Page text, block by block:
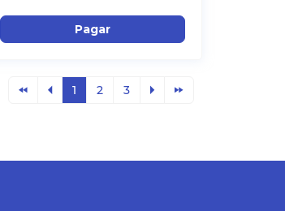
Pagar
1 2 3